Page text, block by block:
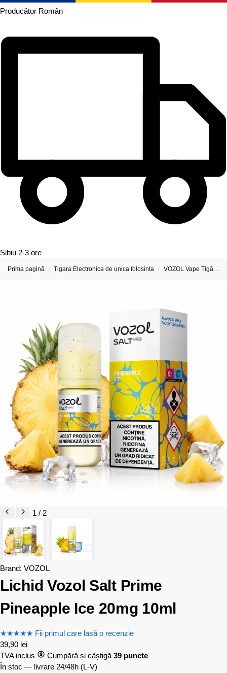
Producător Român
Sibiu 2-3 ore
Prima pagină / Tigara Electronica de unica folosinta / VOZOL Vape Țigări Electronice & Vape-uri
1 / 2
Brand: VOZOL
Lichid Vozol Salt Prime
Pineapple Ice 20mg 10ml
★★★★★ Fii primul care lasă o recenzie
39,90 lei
TVA inclus
Cumpără și câștigă 39 puncte
În stoc — livrare 24/48h (L-V)